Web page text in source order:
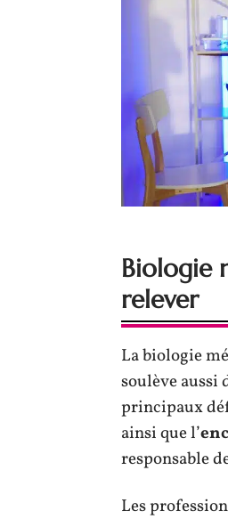
Biologie
relever
La biologie
soulève aussi
principaux
ainsi que l’
responsable
Les